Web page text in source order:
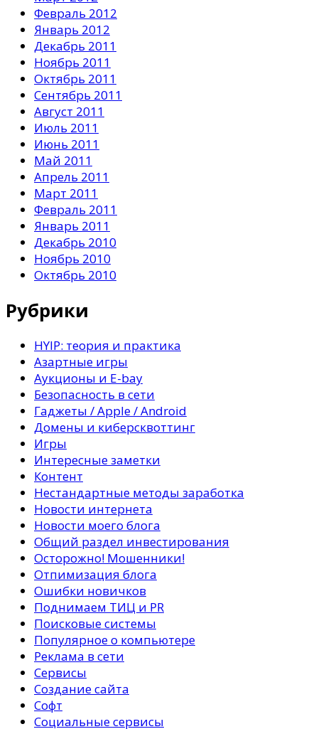
Февраль 2012
Январь 2012
Декабрь 2011
Ноябрь 2011
Октябрь 2011
Сентябрь 2011
Август 2011
Июль 2011
Июнь 2011
Май 2011
Апрель 2011
Март 2011
Февраль 2011
Январь 2011
Декабрь 2010
Ноябрь 2010
Октябрь 2010
Рубрики
HYIP: теория и практика
Азартные игры
Аукционы и E-bay
Безопасность в сети
Гаджеты / Apple / Android
Домены и киберсквоттинг
Игры
Интересные заметки
Контент
Нестандартные методы заработка
Новости интернета
Новости моего блога
Общий раздел инвестирования
Осторожно! Мошенники!
Отпимизация блога
Ошибки новичков
Поднимаем ТИЦ и PR
Поисковые системы
Популярное о компьютере
Реклама в сети
Сервисы
Создание сайта
Софт
Социальные сервисы